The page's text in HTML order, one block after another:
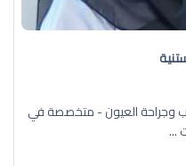
وجراحة العيون - متخصصة في
...